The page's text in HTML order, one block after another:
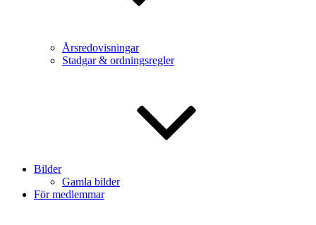
Årsredovisningar
Stadgar & ordningsregler
Bilder
Gamla bilder
För medlemmar